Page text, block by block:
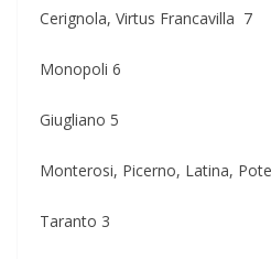
Cerignola, Virtus Francavilla 7
Monopoli 6
Giugliano 5
Monterosi, Picerno, Latina,
Taranto 3